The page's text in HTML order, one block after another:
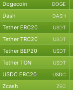
Dogecoin DOGE
Dash DASH
Tether ERC20 USDT
Tether TRC20 USDT
Tether BEP20 USDT
Tether TON USDT
USDC ERC20 USDC
Zcash ZEC